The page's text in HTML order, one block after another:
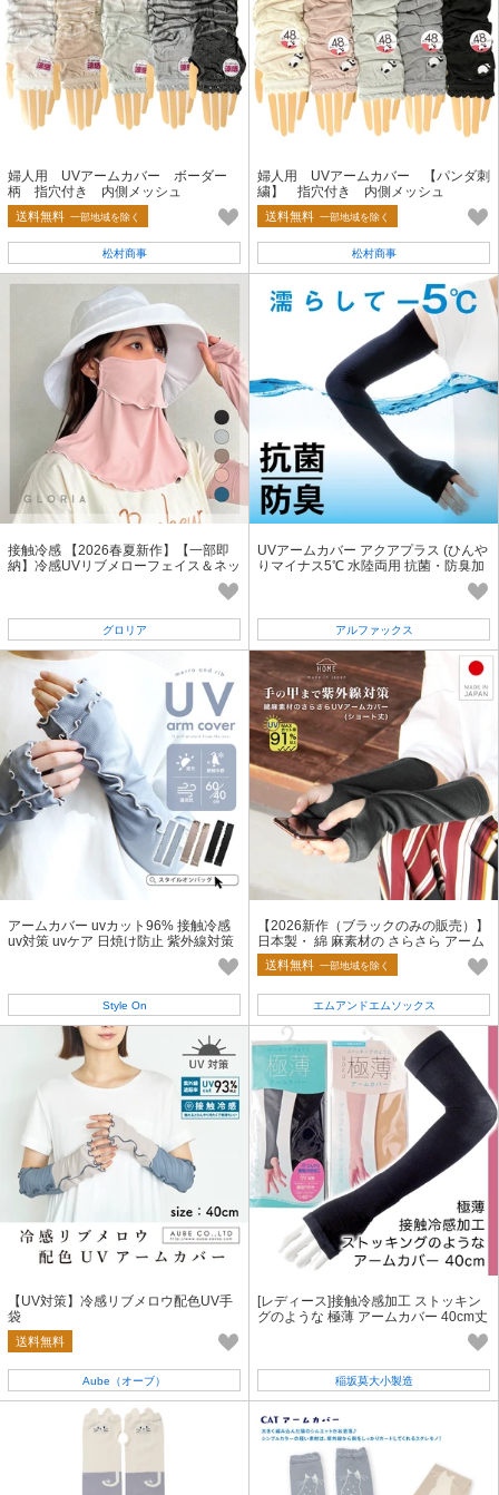
婦人用 UVアームカバー ボーダー
柄 指穴付き 内側メッシュ
送料無料 一部地域を除く
松村商事
婦人用 UVアームカバー 【パンダ刺
繍】 指穴付き 内側メッシュ
送料無料 一部地域を除く
松村商事
接触冷感 【2026春夏新作】【一部即
納】冷感UVリブメローフェイス＆ネッ
グロリア
UVアームカバー アクアプラス (ひんや
りマイナス5℃ 水陸両用 抗菌・防臭加
アルファックス
アームカバー uvカット96% 接触冷感
uv対策 uvケア 日焼け防止 紫外線対策
Style On
【2026新作（ブラックのみの販売）】
日本製・ 綿 麻素材の さらさら アーム
カバー（ ショート丈）【HOME】
送料無料 一部地域を除く
エムアンドエムソックス
【UV対策】冷感リブメロウ配色UV手
袋
送料無料
Aube（オーブ）
[レディース]接触冷感加工 ストッキン
グのような 極薄 アームカバー 40cm丈
稲坂莫大小製造